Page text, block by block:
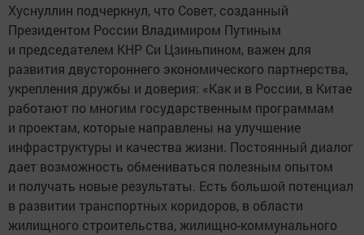
Хуснуллин подчеркнул, что Совет, созданный
Президентом России Владимиром Путиным
и председателем КНР Си Цзиньпином, важен для
развития двустороннего экономического партнерства,
укрепления дружбы и доверия: «Как и в России, в Китае
работают по многим государственным программам
и проектам, которые направлены на улучшение
инфраструктуры и качества жизни. Постоянный диалог
дает возможность обмениваться полезным опытом
и получать новые результаты. Есть большой потенциал
в развитии транспортных коридоров, в области
жилищного строительства, жилищно-коммунального